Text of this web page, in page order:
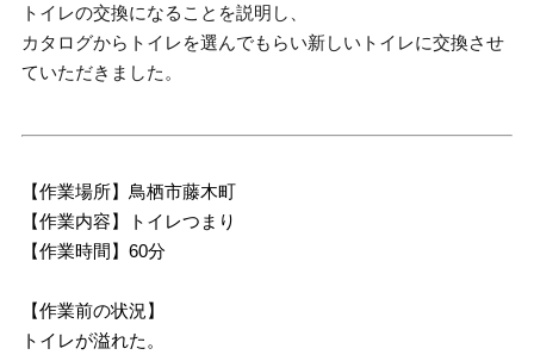
トイレの交換になることを説明し、
カタログからトイレを選んでもらい新しいトイレに交換させ
ていただきました。
【作業場所】鳥栖市藤木町
【作業内容】トイレつまり
【作業時間】60分
【作業前の状況】
トイレが溢れた。